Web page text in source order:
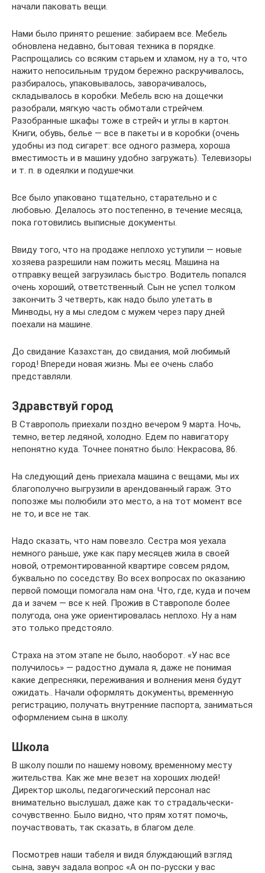
начали паковать вещи.
Нами было принято решение: забираем все. Мебель
обновлена недавно, бытовая техника в порядке.
Распрощались со всяким старьем и хламом, ну а то, что
нажито непосильным трудом бережно раскручивалось,
разбиралось, упаковывалось, заворачивалось,
складывалось в коробки. Мебель всю на дощечки
разобрали, мягкую часть обмотали стрейчем.
Разобранные шкафы тоже в стрейч и углы в картон.
Книги, обувь, белье — все в пакеты и в коробки (очень
удобны из под сигарет: все одного размера, хороша
вместимость и в машину удобно загружать). Телевизоры
и т. п. в одеялки и подушечки.
Все было упаковано тщательно, старательно и с
любовью. Делалось это постепенно, в течение месяца,
пока готовились выписные документы.
Ввиду того, что на продаже неплохо уступили — новые
хозяева разрешили нам пожить месяц. Машина на
отправку вещей загрузилась быстро. Водитель попался
очень хороший, ответственный. Сын не успел толком
закончить 3 четверть, как надо было улетать в
Минводы, ну а мы следом с мужем через пару дней
поехали на машине.
До свидание Казахстан, до свидания, мой любимый
город! Впереди новая жизнь. Мы ее очень слабо
представляли.
Здравствуй город
В Ставрополь приехали поздно вечером 9 марта. Ночь,
темно, ветер ледяной, холодно. Едем по навигатору
непонятно куда. Точнее понятно было: Некрасова, 86.
На следующий день приехала машина с вещами, мы их
благополучно выгрузили в арендованный гараж. Это
попозже мы полюбили это место, а на тот момент все
не то, и все не так.
Надо сказать, что нам повезло. Сестра моя уехала
немного раньше, уже как пару месяцев жила в своей
новой, отремонтированной квартире совсем рядом,
буквально по соседству. Во всех вопросах по оказанию
первой помощи помогала нам она. Что, где, куда и почем
да и зачем — все к ней. Прожив в Ставрополе более
полугода, она уже ориентировалась неплохо. Ну а нам
это только предстояло.
Страха на этом этапе не было, наоборот. «У нас все
получилось» — радостно думала я, даже не понимая
какие депресняки, переживания и волнения меня будут
ожидать.. Начали оформлять документы, временную
регистрацию, получать внутренние паспорта, заниматься
оформлением сына в школу.
Школа
В школу пошли по нашему новому, временному месту
жительства. Как же мне везет на хороших людей!
Директор школы, педагогический персонал нас
внимательно выслушал, даже как то страдальчески-
сочувственно. Было видно, что прям хотят помочь,
поучаствовать, так сказать, в благом деле.
Посмотрев наши табеля и видя блуждающий взгляд
сына, завуч задала вопрос «А он по-русски у вас